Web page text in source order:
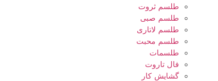
طلسم ثروت
طلسم صبی
طلسم لاتاری
طلسم محبت
طلسمات
فال تاروت
گشایش کار